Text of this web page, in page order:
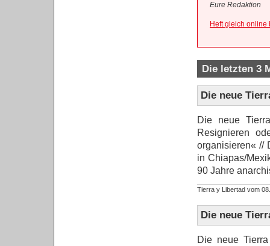
Eure Redaktion
Heft gleich online
Die letzten 3
Die neue
Die neue
Resignieren
organisieren« //
in Chiapas/
90 Jahre
Tierra y Libertad vom
Die neue
Die neue